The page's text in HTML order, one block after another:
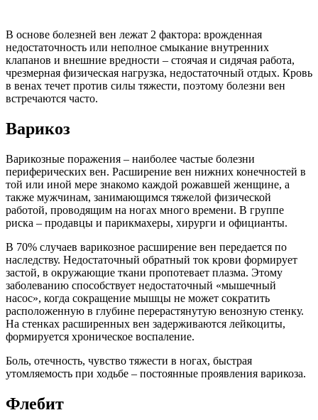
В основе болезней вен лежат 2 фактора: врожденная
недостаточность или неполное смыкание внутренних
клапанов и внешние вредности – стоячая и сидячая работа,
чрезмерная физическая нагрузка, недостаточный отдых. Кровь
в венах течет против силы тяжести, поэтому болезни вен
встречаются часто.
Варикоз
Варикозные поражения – наиболее частые болезни
периферических вен. Расширение вен нижних конечностей в
той или иной мере знакомо каждой рожавшей женщине, а
также мужчинам, занимающимся тяжелой физической
работой, проводящим на ногах много времени. В группе
риска – продавцы и парикмахеры, хирурги и официанты.
В 70% случаев варикозное расширение вен передается по
наследству. Недостаточный обратный ток крови формирует
застой, в окружающие ткани пропотевает плазма. Этому
заболеванию способствует недостаточный «мышечный
насос», когда сокращение мышцы не может сократить
расположенную в глубине перерастянутую венозную стенку.
На стенках расширенных вен задерживаются лейкоциты,
формируется хроническое воспаление.
Боль, отечность, чувство тяжести в ногах, быстрая
утомляемость при ходьбе – постоянные проявления варикоза.
Флебит